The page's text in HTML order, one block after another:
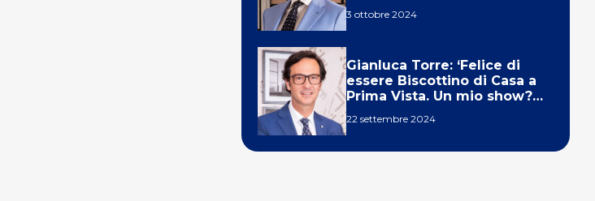
3 ottobre 2024
Gianluca Torre: ‘Felice di
essere Biscottino di Casa a
Prima Vista. Un mio show?
22 settembre 2024